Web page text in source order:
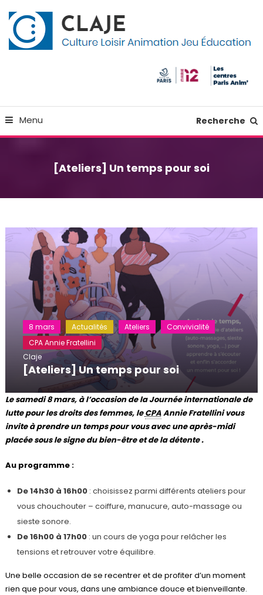
To
Content
Menu Recherche
[Ateliers] Un temps pour soi
8 mars Actualités Ateliers
Convivialité
CPA Annie Fratellini
Claje
[Ateliers] Un temps pour soi
Le samedi 8 mars, à l’occasion de la Journée internationale de
lutte pour les droits des femmes, leCPAAnnie Fratellini vous
invite à prendre un temps pour vous avec une après-midi
placée sous le signe du bien-être et de la détente .
Au programme :
De 14h30 à 16h00: choisissez parmi différents ateliers pour
vous chouchouter – coiffure, manucure, auto-massage ou
sieste sonore.
De 16h00 à 17h00 : un cours de yoga pour relâcher les
tensions et retrouver votre équilibre.
Une belle occasion de se recentrer et de profiter d’un moment
rien que pour vous, dans une ambiance douce et bienveillante.